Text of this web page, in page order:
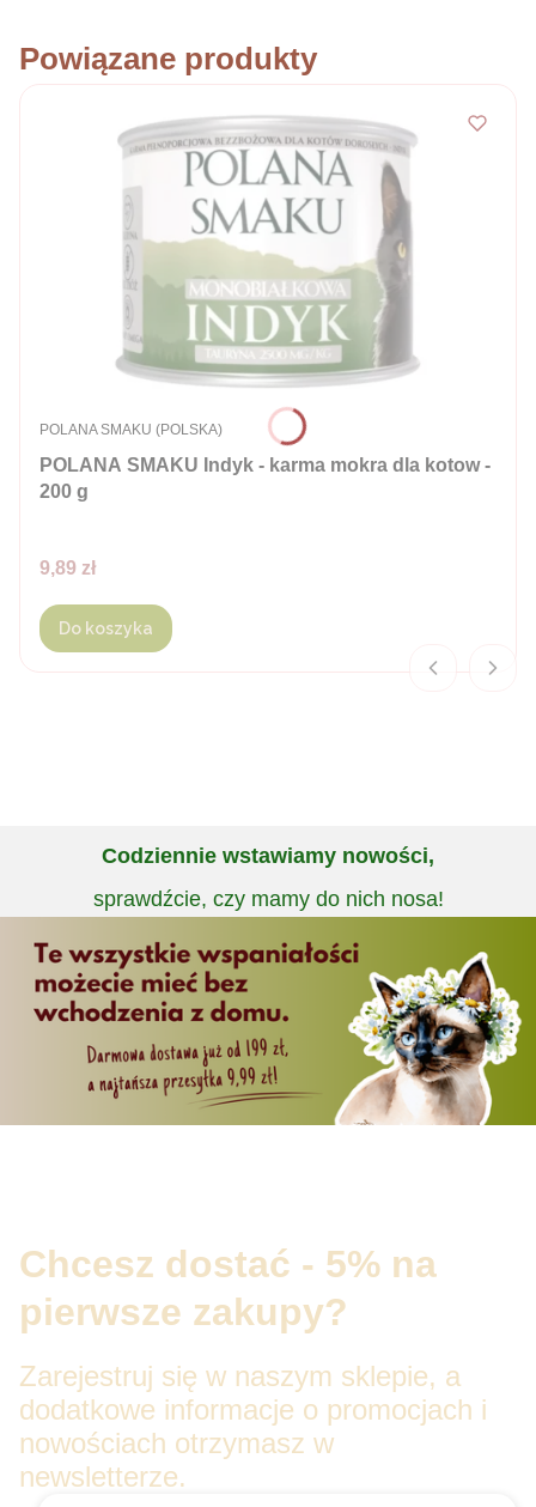
Powiązane produkty
POLANA SMAKU Indyk - karma mokra dla kotow -
200 g
PRODUCENT
POLANA SMAKU (POLSKA)
Cena
9,89 zł
Do koszyka
Codziennie wstawiamy nowości,
sprawdźcie, czy mamy do nich nosa!
Chcesz dostać - 5% na
pierwsze zakupy?
Zarejestruj się w naszym sklepie, a
dodatkowe informacje o promocjach i
nowościach otrzymasz w
newsletterze.